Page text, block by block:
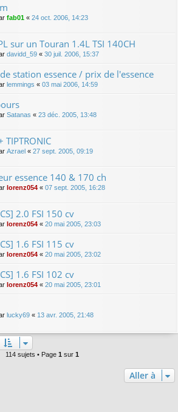
fab01 « 24 oct. 2006, 14:23
sur un Touran 1.4L TSI 140CH
davidd_59 « 30 juil. 2006, 15:37
station essence / prix de l'essence
lemmings « 03 mai 2006, 14:59
Satanas « 23 déc. 2005, 13:48
TIPTRONIC
Azrael « 27 sept. 2005, 09:19
essence 140 & 170 ch
lorenz054 « 07 sept. 2005, 16:28
2.0 FSI 150 cv
lorenz054 « 20 mai 2005, 23:03
1.6 FSI 115 cv
lorenz054 « 20 mai 2005, 23:02
1.6 FSI 102 cv
lorenz054 « 20 mai 2005, 23:01
lucky69 « 13 avr. 2005, 21:48
114 sujets • Page 1 sur 1
Aller à